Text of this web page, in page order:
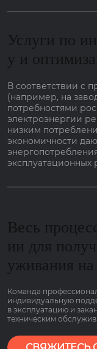
Услуги по
у и
В соответствии с
(например, на
потребностями
электроэнергии
низким
экономичности
эксплуатационных
Весь
ии для
уживания на
Команда
индивидуальную
в эксплуатацию и
техническим
потреблением газа и
могли пользоваться